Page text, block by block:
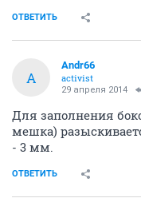
ОТВЕТИТЬ
A
Andr66
activist
29 апреля 2014
Для заполнения
мешка)
- 3 мм.
ОТВЕТИТЬ